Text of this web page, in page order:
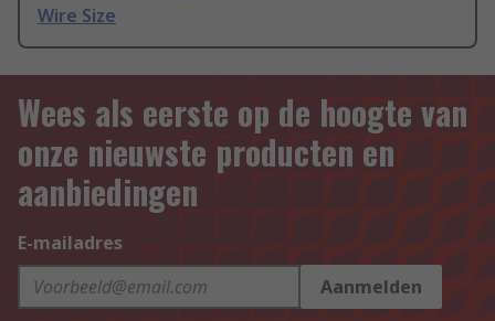
Wire Size
Wees als eerste op de hoogte van
onze nieuwste producten en
aanbiedingen
E-mailadres
Aanmelden